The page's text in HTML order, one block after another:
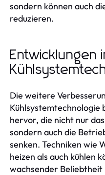
sondern können auch
reduzieren.
Entwicklungen
Die weitere
hervor, die nicht nur
sondern auch die
senken. Techniken wie
heizen als auch kühlen
wachsender